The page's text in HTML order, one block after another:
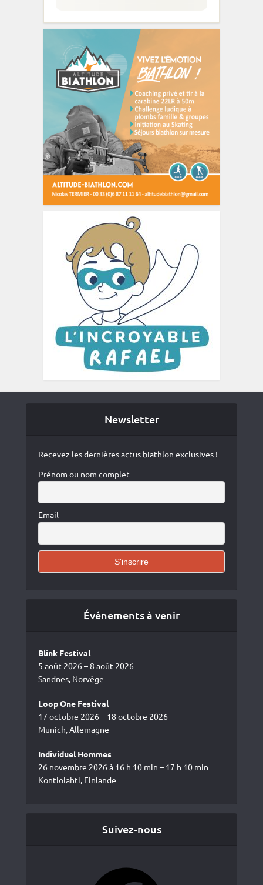
Newsletter
Recevez les dernières actus biathlon exclusives !
Prénom ou nom complet
Email
Événements à venir
Blink Festival
5 août 2026 – 8 août 2026
Sandnes, Norvège
Loop One Festival
17 octobre 2026 – 18 octobre 2026
Munich, Allemagne
Individuel Hommes
26 novembre 2026 à 16 h 10 min – 17 h 10 min
Kontiolahti, Finlande
Suivez-nous